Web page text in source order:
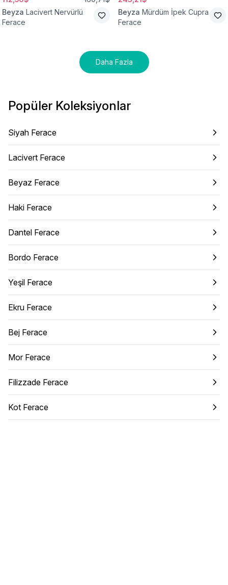
Beyza Lacivert Nervürlü
Ferace
Beyza Mürdüm İpek Cupra
Ferace
Daha Fazla
Popüler Koleksiyonlar
Siyah Ferace
Lacivert Ferace
Beyaz Ferace
Haki Ferace
Dantel Ferace
Bordo Ferace
Yeşil Ferace
Ekru Ferace
Bej Ferace
Mor Ferace
Filizzade Ferace
Kot Ferace